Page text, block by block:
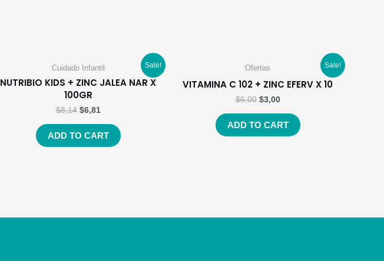
Sale!
Cuidado Infantil
NUTRIBIO KIDS + ZINC JALEA NAR X
100GR
$8,14 $6,81
ADD TO CART
Sale!
Ofertas
VITAMINA C 102 + ZINC EFERV X 10
$6,00 $3,00
ADD TO CART